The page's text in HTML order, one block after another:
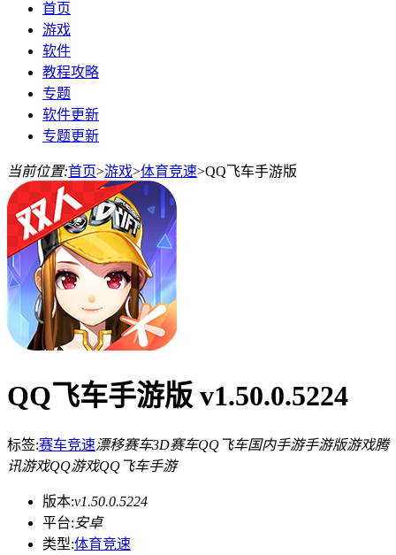
首页
游戏
软件
教程攻略
专题
软件更新
专题更新
当前位置:首页>游戏>体育竞速>QQ飞车手游版
QQ飞车手游版 v1.50.0.5224
标签:赛车竞速漂移赛车3D赛车QQ飞车国内手游手游版游戏腾
讯游戏QQ游戏QQ飞车手游
版本:v1.50.0.5224
平台:安卓
类型:体育竞速